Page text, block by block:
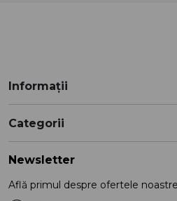
Informații
Categorii
Newsletter
Află primul despre ofertele